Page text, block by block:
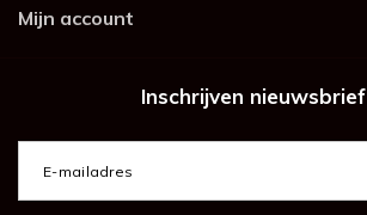
Mijn account
Inschrijven nieuwsbrief